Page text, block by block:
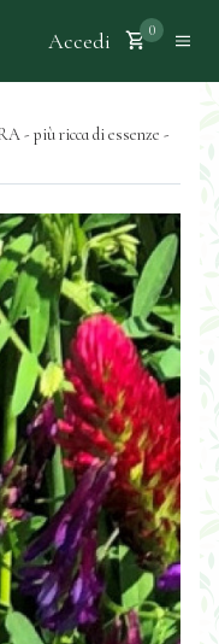
Accedi 0
- più ricca di essenze -